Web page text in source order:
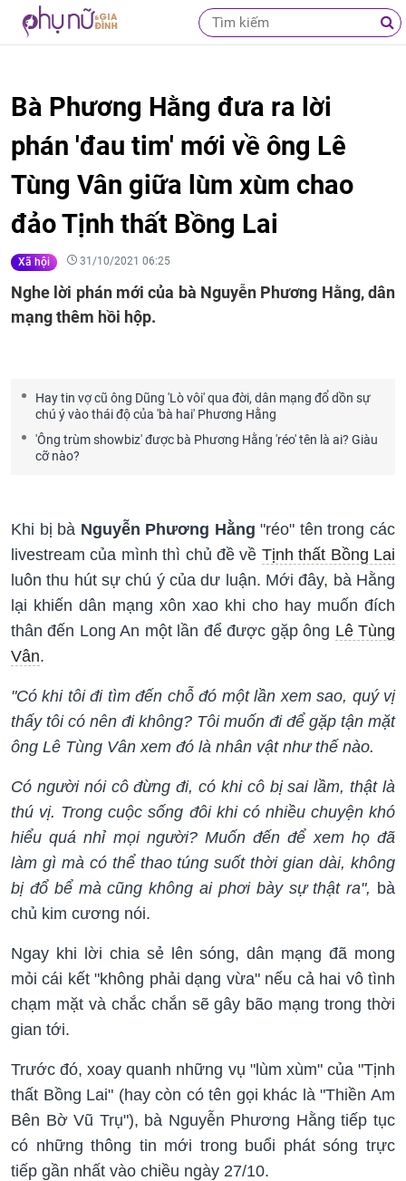
Bà Phương Hằng đưa ra lời
phán 'đau tim' mới về ông Lê
Tùng Vân giữa lùm xùm chao
đảo Tịnh thất Bồng Lai
Xã hội 31/10/2021 06:25
Nghe lời phán mới của bà Nguyễn Phương Hằng, dân
mạng thêm hồi hộp.
Hay tin vợ cũ ông Dũng 'Lò vôi' qua đời, dân mạng đổ dồn sự
chú ý vào thái độ của 'bà hai' Phương Hằng
'Ông trùm showbiz' được bà Phương Hằng 'réo' tên là ai? Giàu
cỡ nào?
Khi bị bà Nguyễn Phương Hằng "réo" tên trong các
livestream của mình thì chủ đề về Tịnh thất Bồng Lai
luôn thu hút sự chú ý của dư luận. Mới đây, bà Hằng
lại khiến dân mạng xôn xao khi cho hay muốn đích
thân đến Long An một lần để được gặp ông Lê Tùng
Vân.
"Có khi tôi đi tìm đến chỗ đó một lần xem sao, quý vị
thấy tôi có nên đi không? Tôi muốn đi để gặp tận mặt
ông Lê Tùng Vân xem đó là nhân vật như thế nào.
Có người nói cô đừng đi, có khi cô bị sai lầm, thật là
thú vị. Trong cuộc sống đôi khi có nhiều chuyện khó
hiểu quá nhỉ mọi người? Muốn đến để xem họ đã
làm gì mà có thể thao túng suốt thời gian dài, không
bị đổ bể mà cũng không ai phơi bày sự thật ra", bà
chủ kim cương nói.
Ngay khi lời chia sẻ lên sóng, dân mạng đã mong
mỏi cái kết "không phải dạng vừa" nếu cả hai vô tình
chạm mặt và chắc chắn sẽ gây bão mạng trong thời
gian tới.
Trước đó, xoay quanh những vụ "lùm xùm" của "Tịnh
thất Bồng Lai" (hay còn có tên gọi khác là "Thiền Am
Bên Bờ Vũ Trụ"), bà Nguyễn Phương Hằng tiếp tục
có những thông tin mới trong buổi phát sóng trực
tiếp gần nhất vào chiều ngày 27/10.